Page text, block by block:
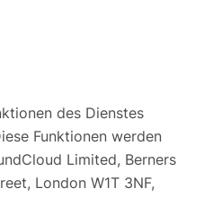
des Dienstes
Funktionen werden
Limited, Berners
London W1T 3NF,